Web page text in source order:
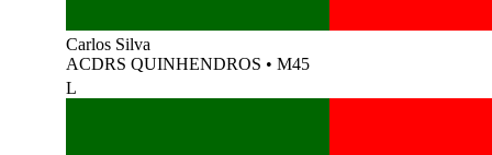
Carlos Silva
ACDRS QUINHENDROS • M45
L